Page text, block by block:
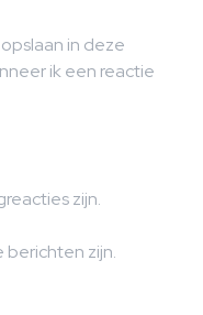
in deze
ik een reactie
zijn.
berichten zijn.